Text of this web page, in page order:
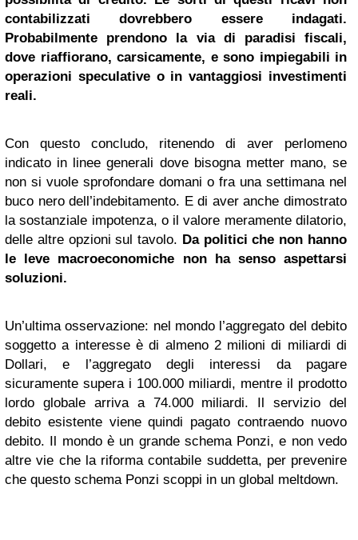
contabilizzati dovrebbero essere indagati.
Probabilmente prendono la via di paradisi fiscali,
dove riaffiorano, carsicamente, e sono impiegabili in
operazioni speculative o in vantaggiosi investimenti
reali.
Con questo concludo, ritenendo di aver perlomeno
indicato in linee generali dove bisogna metter mano, se
non si vuole sprofondare domani o fra una settimana nel
buco nero dell’indebitamento. E di aver anche dimostrato
la sostanziale impotenza, o il valore meramente dilatorio,
delle altre opzioni sul tavolo. Da politici che non hanno
le leve macroeconomiche non ha senso aspettarsi
soluzioni.
Un’ultima osservazione: nel mondo l’aggregato del debito
soggetto a interesse è di almeno 2 milioni di miliardi di
Dollari, e l’aggregato degli interessi da pagare
sicuramente supera i 100.000 miliardi, mentre il prodotto
lordo globale arriva a 74.000 miliardi. Il servizio del
debito esistente viene quindi pagato contraendo nuovo
debito. Il mondo è un grande schema Ponzi, e non vedo
altre vie che la riforma contabile suddetta, per prevenire
che questo schema Ponzi scoppi in un global meltdown.